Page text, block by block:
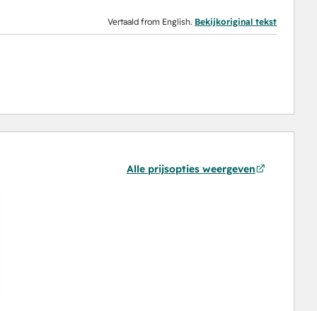
Vertaald from English. Bekijkoriginal tekst
Alle prijsopties weergeven